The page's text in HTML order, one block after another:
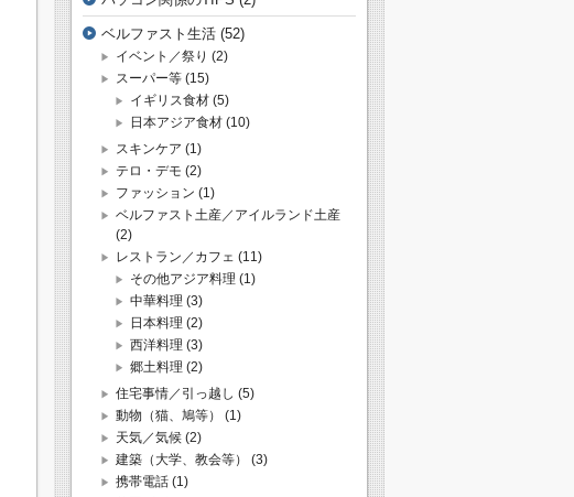
ベルファスト生活 (52)
イベント／祭り (2)
スーパー等 (15)
イギリス食材 (5)
日本アジア食材 (10)
スキンケア (1)
テロ・デモ (2)
ファッション (1)
ベルファスト土産／アイルランド土産
(2)
レストラン／カフェ (11)
その他アジア料理 (1)
中華料理 (3)
日本料理 (2)
西洋料理 (3)
郷土料理 (2)
住宅事情／引っ越し (5)
動物（猫、鳩等）
(1)
天気／気候 (2)
建築（大学、教会等）
(3)
携帯電話 (1)